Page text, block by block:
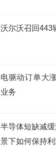
沃尔沃召回443
电驱动订单大
业务
半导体短缺减
景下如何保持利